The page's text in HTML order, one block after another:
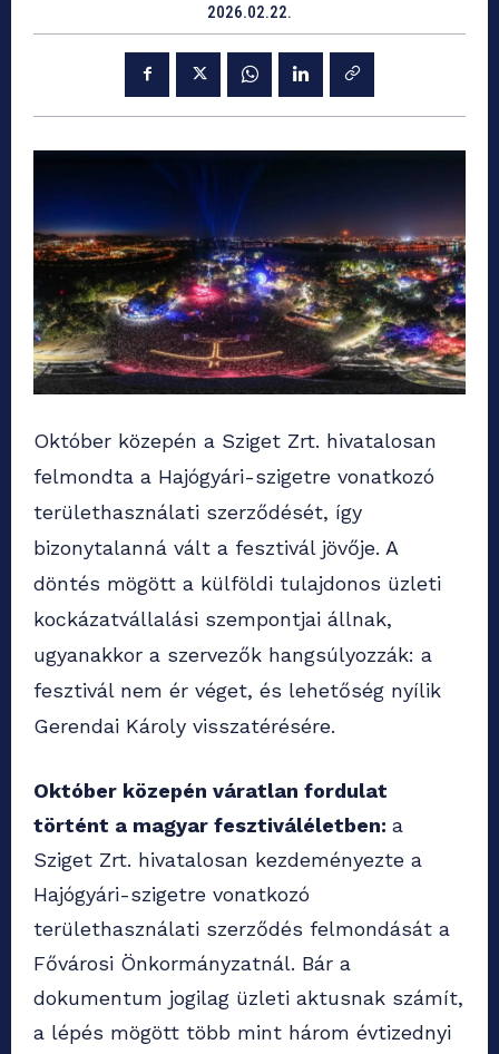
2026.02.22.
Október közepén a Sziget Zrt. hivatalosan
felmondta a Hajógyári-szigetre vonatkozó
területhasználati szerződését, így
bizonytalanná vált a fesztivál jövője. A
döntés mögött a külföldi tulajdonos üzleti
kockázatvállalási szempontjai állnak,
ugyanakkor a szervezők hangsúlyozzák: a
fesztivál nem ér véget, és lehetőség nyílik
Gerendai Károly visszatérésére.
Október közepén váratlan fordulat
történt a magyar fesztiváléletben: a
Sziget Zrt. hivatalosan kezdeményezte a
Hajógyári-szigetre vonatkozó
területhasználati szerződés felmondását a
Fővárosi Önkormányzatnál. Bár a
dokumentum jogilag üzleti aktusnak számít,
a lépés mögött több mint három évtizednyi